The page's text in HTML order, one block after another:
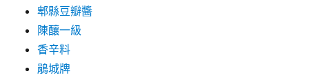
郫縣豆瓣醬
陳釀一級
香辛料
鵑城牌